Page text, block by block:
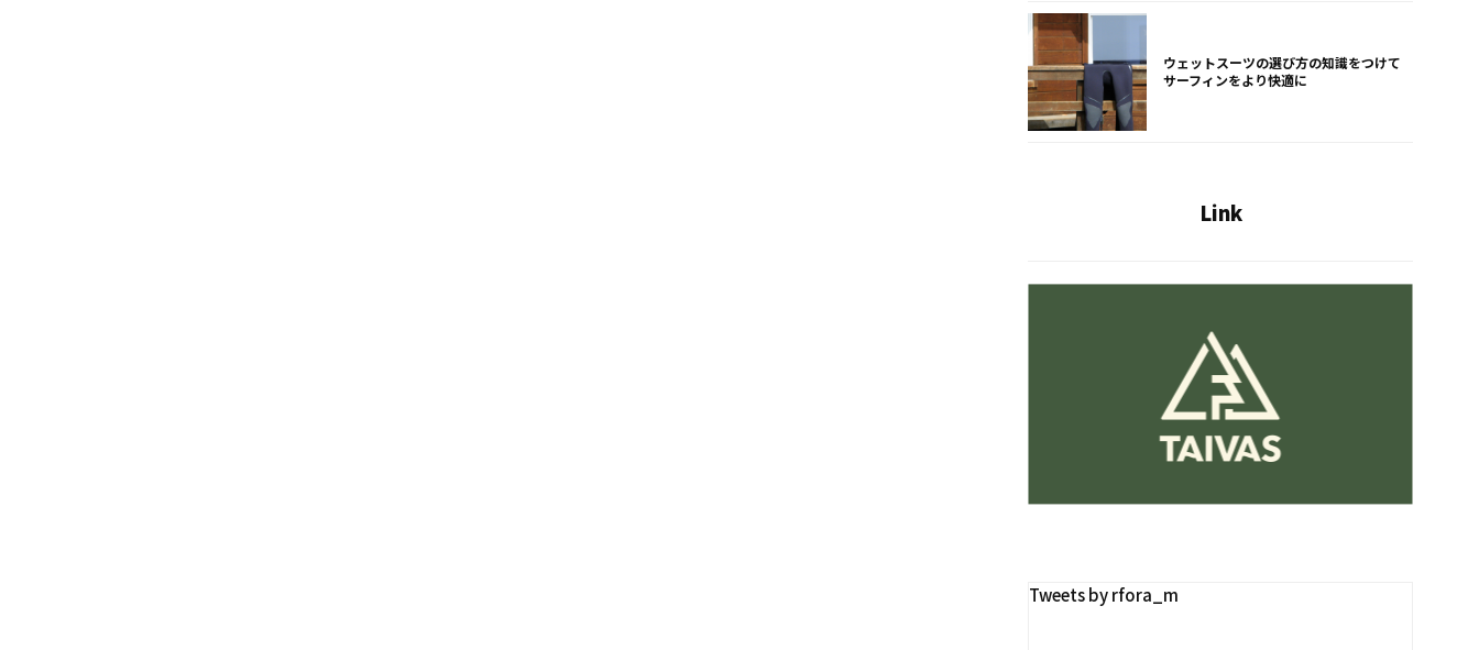
ウェットスーツの選び方の知識をつけて
サーフィンをより快適に
Link
Tweets by rfora_m